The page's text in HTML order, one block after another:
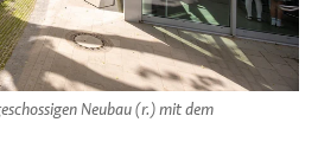
Neubau (r.) mit dem